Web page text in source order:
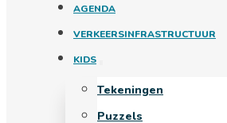
AGENDA
VERKEERSINFRASTRUCTUUR
KIDS
Tekeningen
Puzzels